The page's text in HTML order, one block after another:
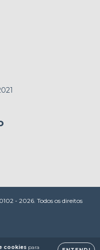
cookies para
- 2026. Todos os direitos